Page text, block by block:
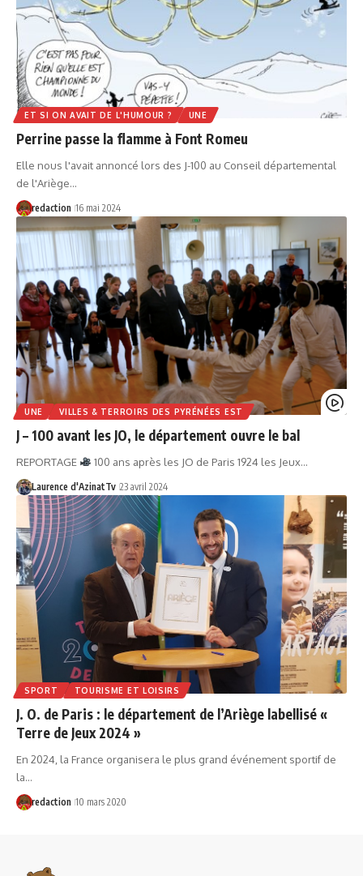
ET SI ON AVAIT DE L'HUMOUR ? UNE
Perrine passe la flamme à Font Romeu
Elle nous l'avait annoncé lors des J-100 au Conseil départemental
de l'Ariège…
redaction 16 mai 2024
UNE VILLES & TERROIRS DES PYRÉNÉES EST
J – 100 avant les JO, le département ouvre le bal
REPORTAGE 100 ans après les JO de Paris 1924 les Jeux…
Laurence d'AzinatTv 23 avril 2024
SPORT TOURISME ET LOISIRS
J. O. de Paris : le département de l’Ariège labellisé «
Terre de Jeux 2024 »
En 2024, la France organisera le plus grand événement sportif de
la…
redaction 10 mars 2020